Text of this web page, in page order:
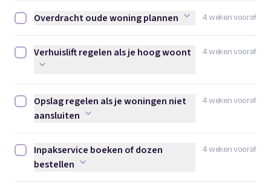
4 weken vooraf
Overdracht oude woning plannen afvinken
Overdracht oude woning plannen
4 weken vooraf
Verhuislift regelen als je hoog woont afvinken
Verhuislift regelen als je hoog woont
4 weken vooraf
Opslag regelen als je woningen niet aansluiten afvinken
Opslag regelen als je woningen niet
aansluiten
4 weken vooraf
Inpakservice boeken of dozen bestellen afvinken
Inpakservice boeken of dozen
bestellen